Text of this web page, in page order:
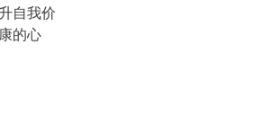
自我价
的心